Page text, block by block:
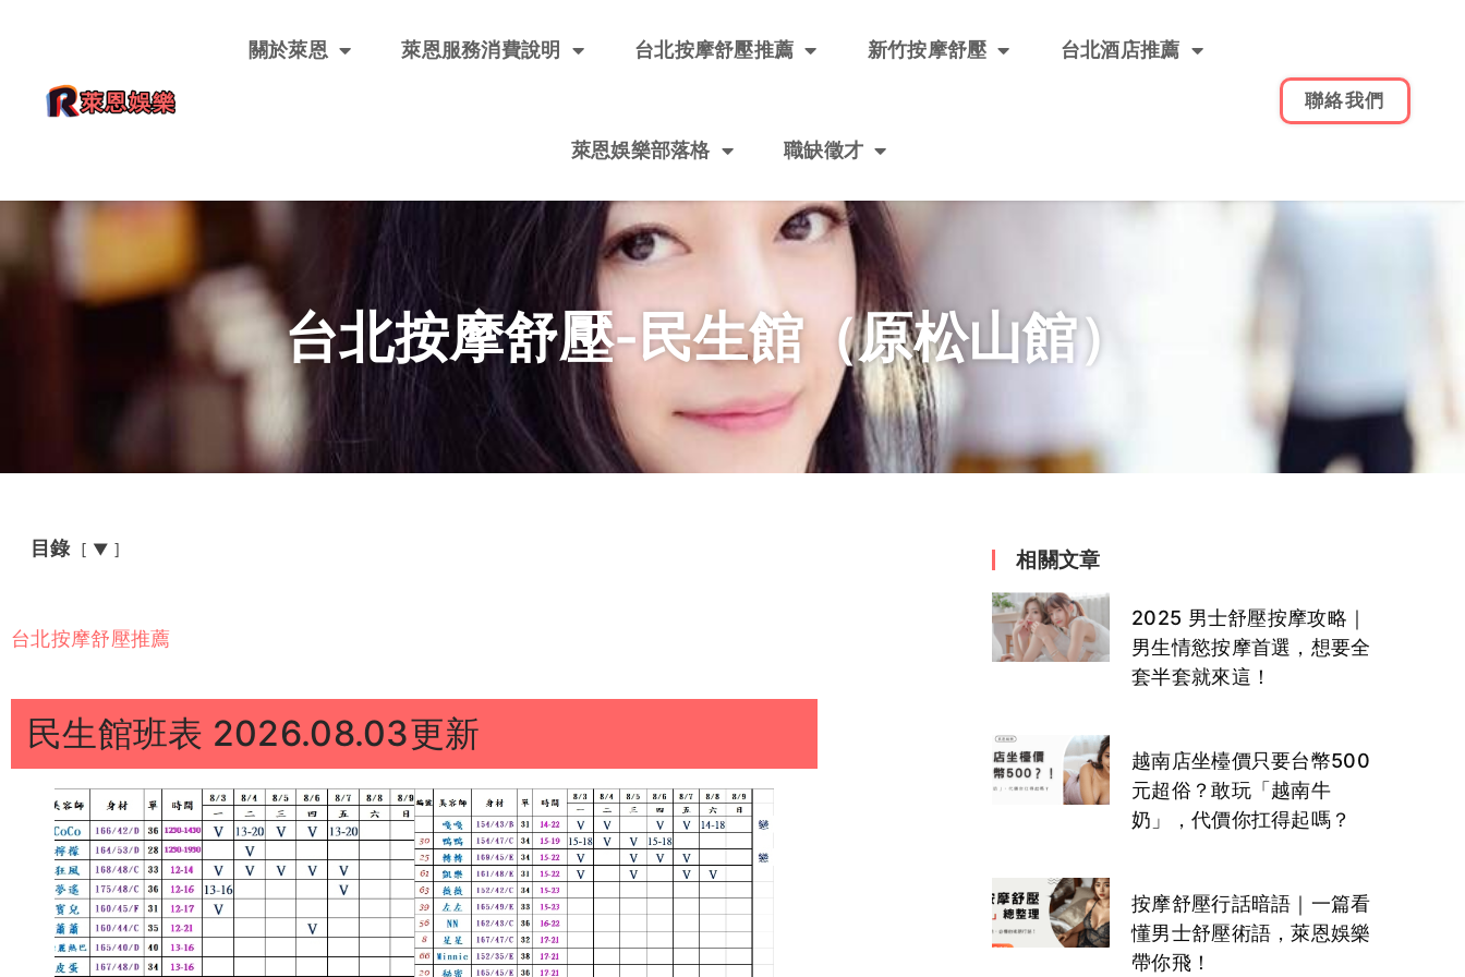
關於萊恩 萊恩服務消費說明 台北按摩舒壓推薦 新竹按摩舒壓 台北酒店推薦
萊恩娛樂部落格 職缺徵才
聯絡我們
台北按摩舒壓-民生館（原松山館）
目錄 ▼
台北按摩舒壓推薦
民生館班表 2026.08.03更新
相關文章
2025 男士舒壓按摩攻略｜
男生情慾按摩首選，想要全
套半套就來這！
越南店坐檯價只要台幣500
元超俗？敢玩「越南牛
奶」，代價你扛得起嗎？
按摩舒壓行話暗語｜一篇看
懂男士舒壓術語，萊恩娛樂
帶你飛！